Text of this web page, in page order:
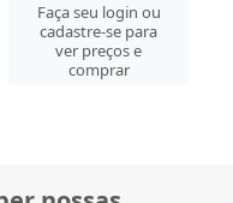
Faça seu login ou
cadastre-se para
ver preços e
comprar